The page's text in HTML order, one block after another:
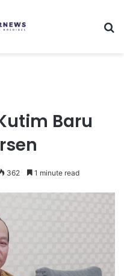
Baru
362 1 minute read